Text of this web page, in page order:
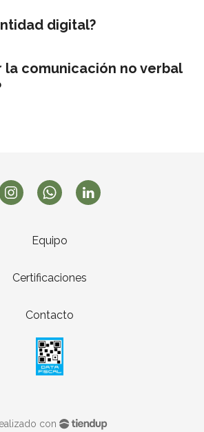
digital?
la comunicación no verbal
Equipo
Certificaciones
Contacto
con